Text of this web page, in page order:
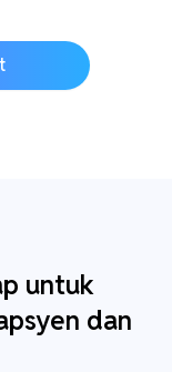
untuk
dan